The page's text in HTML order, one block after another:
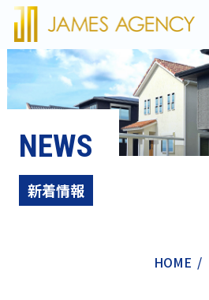
NEWS
新着情報
HOME /